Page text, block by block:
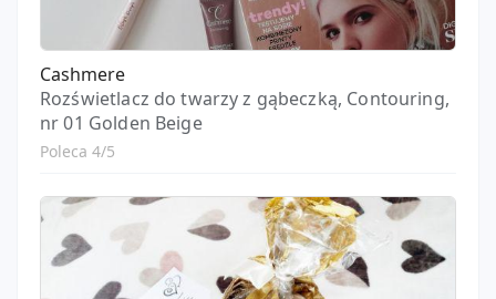
Cashmere
Rozświetlacz do twarzy z gąbeczką, Contouring,
nr 01 Golden Beige
Poleca 4/5